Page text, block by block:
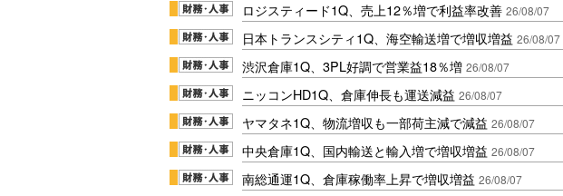
ロジスティード1Q、売上12％増で利益率改善 26/08/07
日本トランスシティ1Q、海空輸送増で増収増益 26/08/07
渋沢倉庫1Q、3PL好調で営業益18％増 26/08/07
ニッコンHD1Q、倉庫伸長も運送減益 26/08/07
ヤマタネ1Q、物流増収も一部荷主減で減益 26/08/07
中央倉庫1Q、国内輸送と輸入増で増収増益 26/08/07
南総通運1Q、倉庫稼働率上昇で増収増益 26/08/07